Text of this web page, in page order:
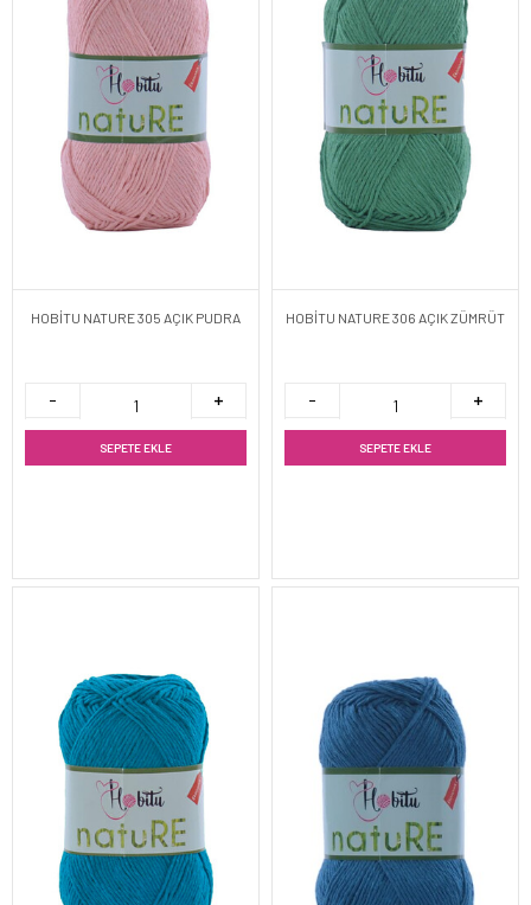
HOBİTU NATURE 305 AÇIK PUDRA
SEPETE EKLE
HOBİTU NATURE 306 AÇIK ZÜMRÜT
SEPETE EKLE